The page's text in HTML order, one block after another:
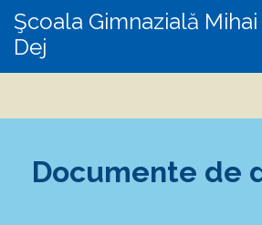
Şcoala Gimnazială
Dej
Documente de